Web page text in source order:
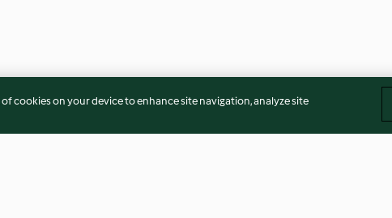
of cookies on your device to enhance site navigation, analyze site